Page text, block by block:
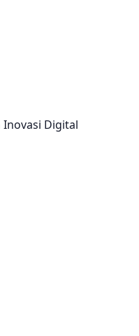
Inovasi Digital